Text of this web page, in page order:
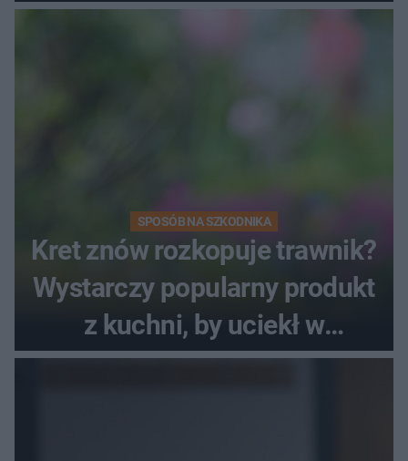
SPOSÓB NA SZKODNIKA
Kret znów rozkopuje trawnik?
Wystarczy popularny produkt
z kuchni, by uciekł w
popłochu